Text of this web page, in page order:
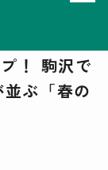
！ 駒沢で
ぶ「春の